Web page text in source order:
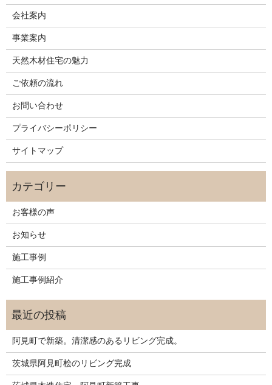
会社案内
事業案内
天然木材住宅の魅力
ご依頼の流れ
お問い合わせ
プライバシーポリシー
サイトマップ
お客様の声
お知らせ
施工事例
施工事例紹介
阿見町で新築。清潔感のあるリビング完成。
茨城県阿見町桧のリビング完成